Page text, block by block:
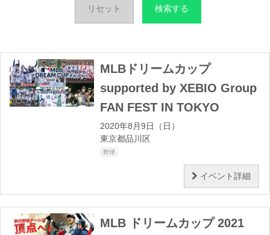
リセット
MLBドリームカップ
supported by XEBIO Group
FAN FEST IN TOKYO
2020年8月9日（日）
東京都品川区
野球
イベント詳細
MLB ドリームカップ 2021